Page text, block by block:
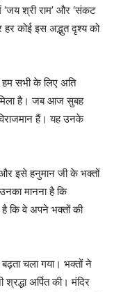
श्री राम’ और ‘संकट
कोई इस अद्भुत दृश्य को
हम सभी के लिए अति
मिला है। जब आज सुबह
हैं। यह उनके
और इसे हनुमान जी के भक्तों
मानना है कि
कि वे अपने भक्तों की
चला गया। भक्तों ने
अर्पित की। मंदिर